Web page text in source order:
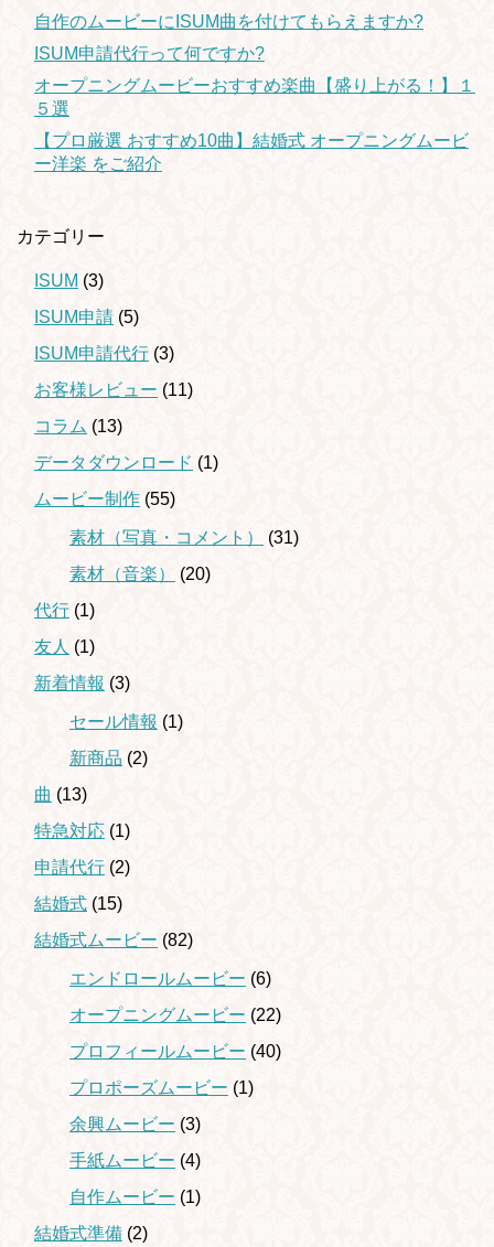
自作のムービーにISUM曲を付けてもらえますか?
ISUM申請代行って何ですか?
オープニングムービーおすすめ楽曲【盛り上がる！】１
５選
【プロ厳選 おすすめ10曲】結婚式 オープニングムービ
ー洋楽 をご紹介
カテゴリー
ISUM (3)
ISUM申請 (5)
ISUM申請代行 (3)
お客様レビュー (11)
コラム (13)
データダウンロード (1)
ムービー制作 (55)
素材（写真・コメント）
(31)
素材（音楽）
(20)
代行 (1)
友人 (1)
新着情報 (3)
セール情報 (1)
新商品 (2)
曲 (13)
特急対応 (1)
申請代行 (2)
結婚式 (15)
結婚式ムービー (82)
エンドロールムービー (6)
オープニングムービー (22)
プロフィールムービー (40)
プロポーズムービー (1)
余興ムービー (3)
手紙ムービー (4)
自作ムービー (1)
結婚式準備 (2)